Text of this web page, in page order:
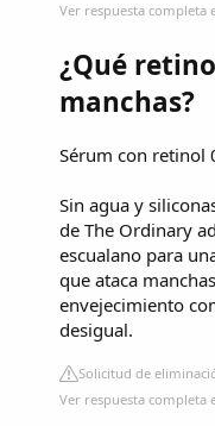
Ver respuesta completa
¿Qué
manchas?
Sérum con retinol
Sin agua y
de The Ordinary
escualano para
que ataca
envejecimiento
desigual.
Solicitud de
Ver respuesta completa